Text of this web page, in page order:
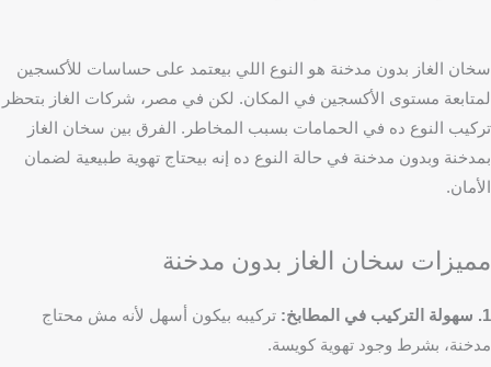
سخان الغاز بدون مدخنة هو النوع اللي بيعتمد على حساسات للأكسجين
لمتابعة مستوى الأكسجين في المكان. لكن في مصر، شركات الغاز بتحظر
تركيب النوع ده في الحمامات بسبب المخاطر. الفرق بين سخان الغاز
بمدخنة وبدون مدخنة في حالة النوع ده إنه بيحتاج تهوية طبيعية لضمان
الأمان.
مميزات سخان الغاز بدون مدخنة
1. سهولة التركيب في المطابخ:
تركيبه بيكون أسهل لأنه مش محتاج
مدخنة، بشرط وجود تهوية كويسة.